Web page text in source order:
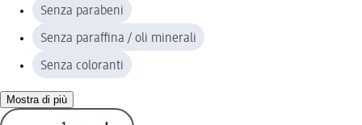
Senza parabeni
Senza paraffina / oli minerali
Senza coloranti
Mostra di più